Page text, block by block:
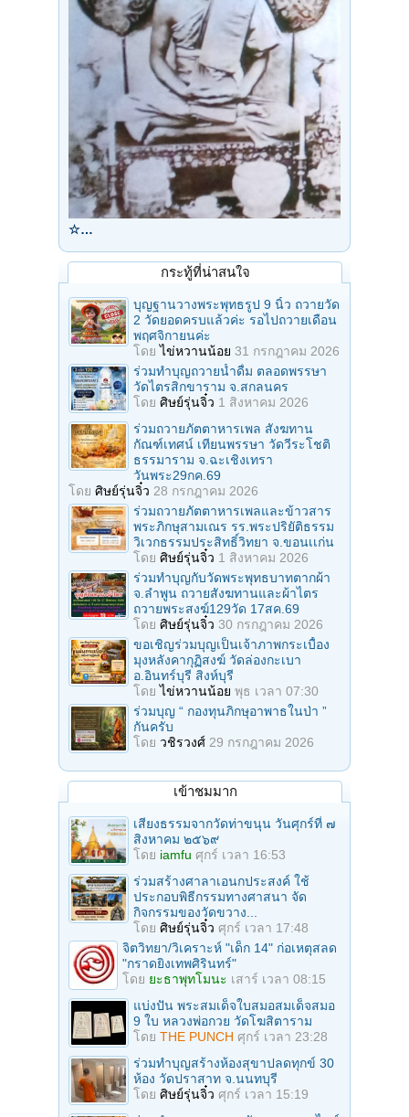
☆…
กระทู้ที่น่าสนใจ
บุญฐานวางพระพุทธรูป 9 นิ้ว ถวายวัด
2 วัดยอดครบแล้วค่ะ รอไปถวายเดือน
พฤศจิกายนค่ะ
โดยไข่หวานน้อย 31 กรกฎาคม 2026
ร่วมทําบุญถวายน้ำดื่ม ตลอดพรรษา
วัดไตรสิกขาราม จ.สกลนคร
โดย ศิษย์รุ่นจิ๋ว 1 สิงหาคม 2026
ร่วมถวายภัตตาหารเพล สังฆทาน
กัณฑ์เทศน์ เทียนพรรษา วัดวีระโชติ
ธรรมาราม จ.ฉะเชิงเทรา
วันพระ29กค.69
โดย ศิษย์รุ่นจิ๋ว 28 กรกฎาคม 2026
ร่วมถวายภัตตาหารเพลและข้าวสาร
พระภิกษุสามเณร รร.พระปริยัติธรรม
วิเวกธรรมประสิทธิ์วิทยา จ.ขอนเเก่น
โดย ศิษย์รุ่นจิ๋ว 1 สิงหาคม 2026
ร่วมทําบุญกับวัดพระพุทธบาทตากผ้า
จ.ลําพูน ถวายสังฆทานและผ้าไตร
ถวายพระสงฆ์129วัด 17สค.69
โดย ศิษย์รุ่นจิ๋ว 30 กรกฎาคม 2026
ขอเชิญร่วมบุญเป็นเจ้าภาพกระเบื้อง
มุงหลังคากุฏิสงฆ์ วัดล่องกะเบา
อ.อินทร์บุรี สิงห์บุรี
โดยไข่หวานน้อย พุธ เวลา 07:30
ร่วมบุญ “ กองทุนภิกษุอาพาธในป่า ”
กันครับ
โดย วชิรวงศ์ 29 กรกฎาคม 2026
เข้าชมมาก
เสียงธรรมจากวัดท่าขนุน วันศุกร์ที่ ๗
สิงหาคม ๒๕๖๙
โดย iamfu ศุกร์ เวลา 16:53
ร่วมสร้างศาลาเอนกประสงค์ ใช้
ประกอบพิธีกรรมทางศาสนา จัด
กิจกรรมของวัดขวาง...
โดย ศิษย์รุ่นจิ๋ว ศุกร์ เวลา 17:48
จิตวิทยา/วิเคราะห์ "เด็ก 14" ก่อเหตุสลด
"กราดยิงเทพศิรินทร์"
โดย ยะธาพุทโมนะ เสาร์ เวลา 08:15
แบ่งปัน พระสมเด็จใบสมอสมเด็จสมอ
9 ใบ หลวงพ่อกวย วัดโฆสิตาราม
โดย THE PUNCH ศุกร์ เวลา 23:28
ร่วมทําบุญสร้างห้องสุขาปลดทุกข์ 30
ห้อง วัดปราสาท จ.นนทบุรี
โดย ศิษย์รุ่นจิ๋ว ศุกร์ เวลา 15:19